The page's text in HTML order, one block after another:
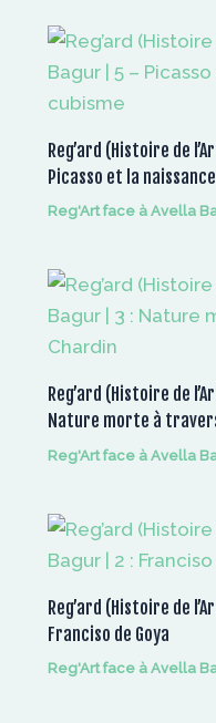
Reg’ard (Histoire de
Picasso et la
Reg'Art face à Avella
Reg’ard (Histoire de
Nature morte à
Reg'Art face à Avella
Reg’ard (Histoire de
Franciso de Goya
Reg'Art face à Avella